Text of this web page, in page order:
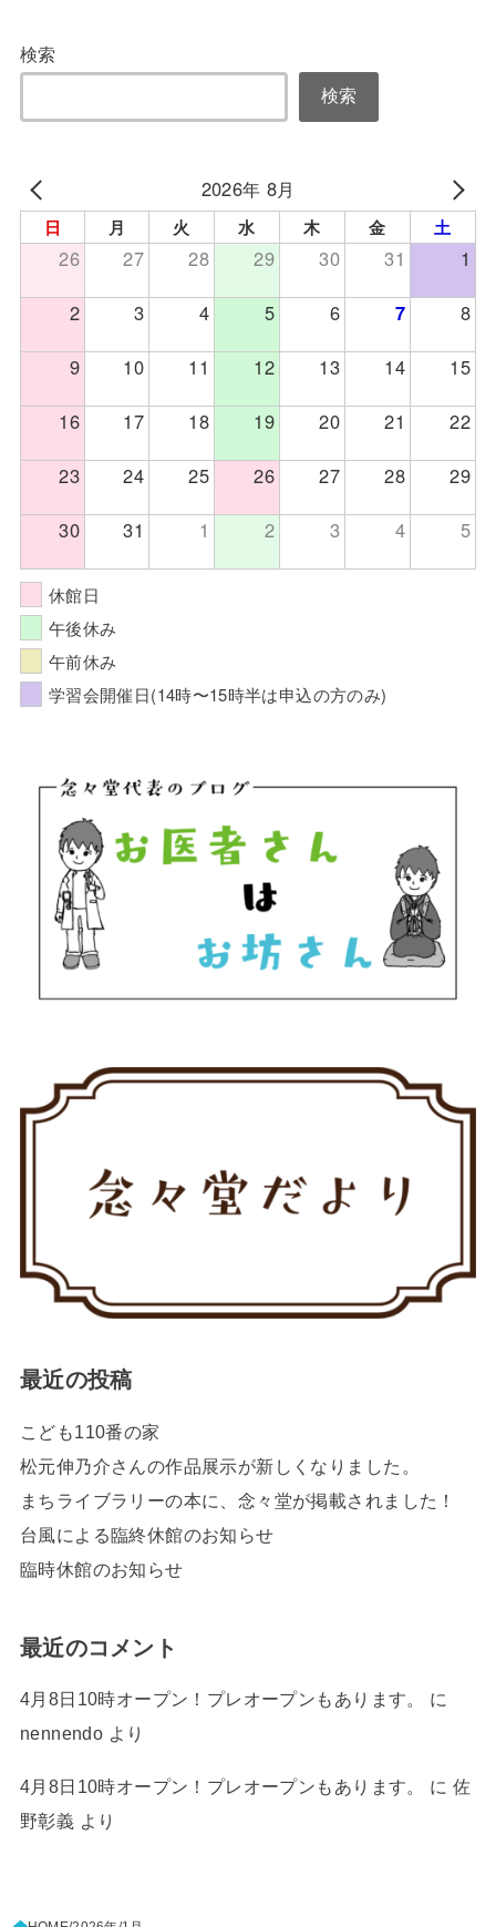
検索
検索
2026年 8月
日 月 火 水 木 金 土
26 27 28 29 30 31 1
2 3 4 5 6 7 8
9 10 11 12 13 14 15
16 17 18 19 20 21 22
23 24 25 26 27 28 29
30 31 1 2 3 4 5
休館日
午後休み
午前休み
学習会開催日(14時〜15時半は申込の方のみ)
最近の投稿
こども110番の家
松元伸乃介さんの作品展示が新しくなりました。
まちライブラリーの本に、念々堂が掲載されました！
台風による臨終休館のお知らせ
臨時休館のお知らせ
最近のコメント
4月8日10時オープン！プレオープンもあります。
に
nennendo より
4月8日10時オープン！プレオープンもあります。 に佐
野彰義 より